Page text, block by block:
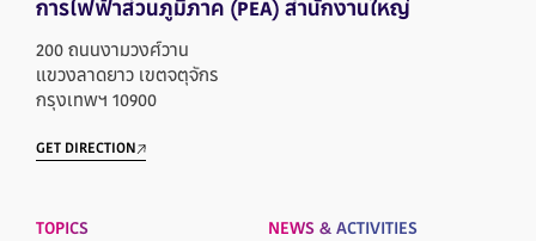
การไฟฟ้าส่วนภูมิภาค (PEA) สำนักงานใหญ่
200 ถนนงามวงศ์วาน
แขวงลาดยาว เขตจตุจักร
กรุงเทพฯ 10900
GET DIRECTION
TOPICS NEWS & ACTIVITIES